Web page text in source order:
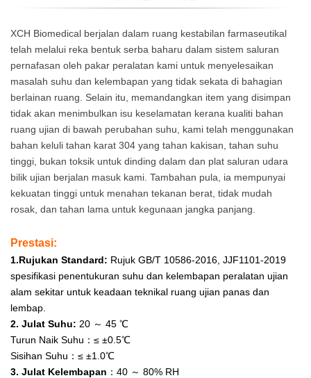
Yang Tidak
Sekata Di
Bahagian
Berlainan Ruang.
Selain Itu,
Memandangkan
Item Yang
Akan
Menimbulkan Isu
Keselamatan
Kerana Kualiti
Bahan Ruang
XCH Biomedical berjalan dalam ruang kestabilan farmaseutikal
telah melalui reka bentuk serba baharu dalam sistem saluran
pernafasan oleh pakar peralatan kami untuk menyelesaikan
masalah suhu dan kelembapan yang tidak sekata di bahagian
berlainan ruang. Selain itu, memandangkan item yang disimpan
tidak akan menimbulkan isu keselamatan kerana kualiti bahan
ruang ujian di bawah perubahan suhu, kami telah menggunakan
bahan keluli tahan karat 304 yang tahan kakisan, tahan suhu
tinggi, bukan toksik untuk dinding dalam dan plat saluran udara
bilik ujian berjalan masuk kami. Tambahan pula, ia mempunyai
kekuatan tinggi untuk menahan tekanan berat, tidak mudah
rosak, dan tahan lama untuk kegunaan jangka panjang.
Prestasi:
1.Rujukan Standard: Rujuk GB/T 10586-2016, JJF1101-2019
spesifikasi penentukuran suhu dan kelembapan peralatan ujian
alam sekitar untuk keadaan teknikal ruang ujian panas dan
lembap.
2. Julat Suhu: 20 ～ 45 ℃
Turun Naik Suhu：≤ ±0.5℃
Sisihan Suhu：≤ ±1.0℃
3. Julat Kelembapan ：40 ～ 80% RH